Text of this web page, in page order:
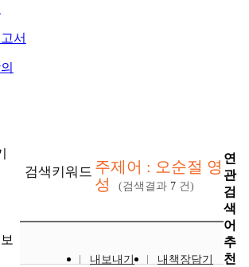
서
검색키워드 주제어 : 오순절 영
성
(검색결과 7 건)
내보내기
내책장담기
연
관
검
색
어
추
천